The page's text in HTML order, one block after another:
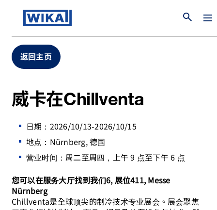
search
返回主页
威卡在Chillventa
日期：2026/10/13-2026/10/15
地点：Nürnberg, 德国
营业时间：周二至周四，上午 9 点至下午 6 点
您可以在服务大厅找到我们6, 展位411, Messe
Nürnberg
Chillventa是全球顶尖的制冷技术专业展会。展会聚焦